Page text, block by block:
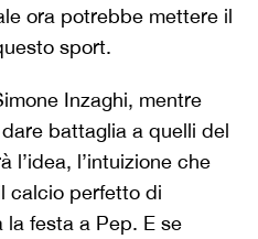
ora potrebbe mettere il
sport.
Inzaghi, mentre
battaglia a quelli del
l’idea, l’intuizione che
calcio perfetto di
la festa a Pep. E se